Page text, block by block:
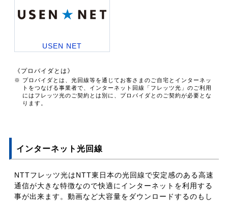
USEN NET
《プロバイダとは》
※ プロバイダとは、光回線等を通じてお客さまのご自宅とインターネッ
トをつなげる事業者で、インターネット回線「フレッツ光」のご利用
にはフレッツ光のご契約とは別に、プロバイダとのご契約が必要とな
ります。
インターネット光回線
NTTフレッツ光はNTT東日本の光回線で安定感のある高速
通信が大きな特徴なので快適にインターネットを利用する
事が出来ます。動画など大容量をダウンロードするのもし